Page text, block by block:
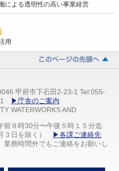
による透明性の高い事業経営
用
甲府市下石田2-23-1 Tel:055-
▶庁舎のご案内
WATERWORKS AND
前８時30分〜午後５時１５分迄
３日を除く）
▶各課ご連絡先
業務時間外でもご連絡をお願いし